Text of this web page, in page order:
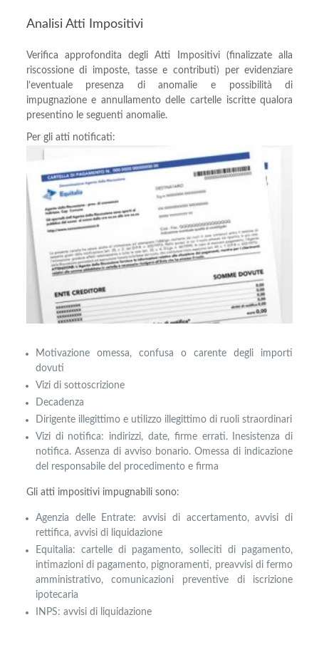
Analisi Atti Impositivi
Verifica approfondita degli Atti Impositivi (finalizzate alla
riscossione di imposte, tasse e contributi) per evidenziare
l’eventuale presenza di anomalie e possibilità di
impugnazione e annullamento delle cartelle iscritte qualora
presentino le seguenti anomalie.
Per gli atti notificati:
Motivazione omessa, confusa o carente degli importi
dovuti
Vizi di sottoscrizione
Decadenza
Dirigente illegittimo e utilizzo illegittimo di ruoli straordinari
Vizi di notifica: indirizzi, date, firme errati. Inesistenza di
notifica. Assenza di avviso bonario. Omessa di indicazione
del responsabile del procedimento e firma
Gli atti impositivi impugnabili sono:
Agenzia delle Entrate: avvisi di accertamento, avvisi di
rettifica, avvisi di liquidazione
Equitalia: cartelle di pagamento, solleciti di pagamento,
intimazioni di pagamento, pignoramenti, preavvisi di fermo
amministrativo, comunicazioni preventive di iscrizione
ipotecaria
INPS: avvisi di liquidazione